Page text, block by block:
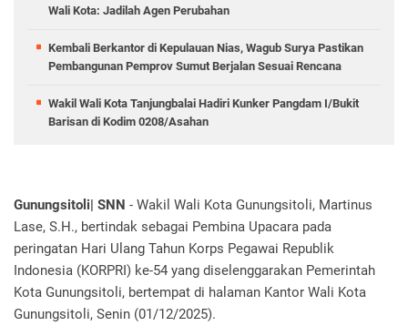
Wali Kota: Jadilah Agen Perubahan
Kembali Berkantor di Kepulauan Nias, Wagub Surya Pastikan
Pembangunan Pemprov Sumut Berjalan Sesuai Rencana
Wakil Wali Kota Tanjungbalai Hadiri Kunker Pangdam I/Bukit
Barisan di Kodim 0208/Asahan
‎Gunungsitoli| SNN - Wakil Wali Kota Gunungsitoli, Martinus
Lase, S.H., bertindak sebagai Pembina Upacara pada
peringatan Hari Ulang Tahun Korps Pegawai Republik
Indonesia (KORPRI) ke-54 yang diselenggarakan Pemerintah
Kota Gunungsitoli, bertempat di halaman Kantor Wali Kota
Gunungsitoli, Senin (01/12/2025).